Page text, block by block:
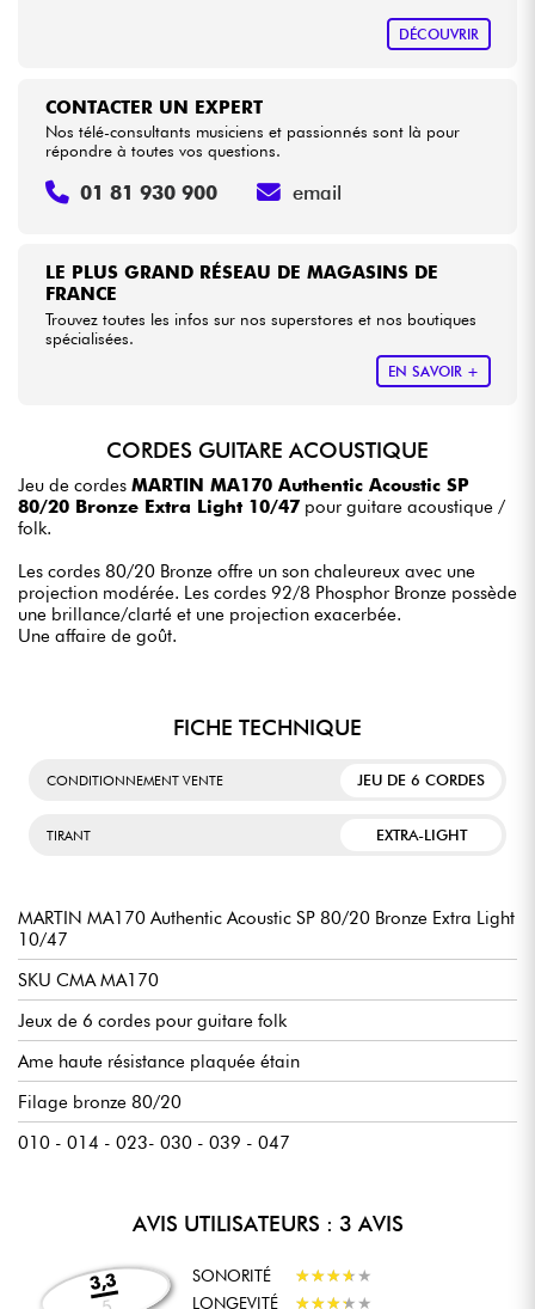
•
DÉCOUVRIR
LE PLUS GRAND RÉSEAU DE MAGASINS DE
FRANCE
Trouvez toutes les infos sur nos superstores et nos boutiques
spécialisées.
EN SAVOIR +
CONTACTER UN EXPERT
Nos télé-consultants musiciens et passionnés sont là pour
répondre à toutes vos questions.
01 81 930 900 email
CORDES GUITARE ACOUSTIQUE
Jeu de cordes MARTIN MA170 Authentic Acoustic SP
80/20 Bronze Extra Light 10/47 pour guitare acoustique /
folk.
Les cordes 80/20 Bronze offre un son chaleureux avec une
projection modérée. Les cordes 92/8 Phosphor Bronze possède
une brillance/clarté et une projection exacerbée.
Une affaire de goût.
FICHE TECHNIQUE
CONDITIONNEMENT VENTE JEU DE 6 CORDES
TIRANT EXTRA-LIGHT
MARTIN MA170 Authentic Acoustic SP 80/20 Bronze Extra Light
10/47
SKU CMA MA170
Jeux de 6 cordes pour guitare folk
Ame haute résistance plaquée étain
Filage bronze 80/20
010 - 014 - 023- 030 - 039 - 047
AVIS UTILISATEURS : 3 AVIS
3,3 SONORITÉ ★★★★ ★
★★★★ ★
LONGEVITÉ
★★★★ ★
★★★★ ★